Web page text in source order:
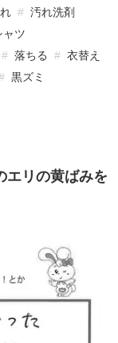
汚れ洗剤
ャツ
落ちる
衣替え
黒ズミ
エリの黄ばみを